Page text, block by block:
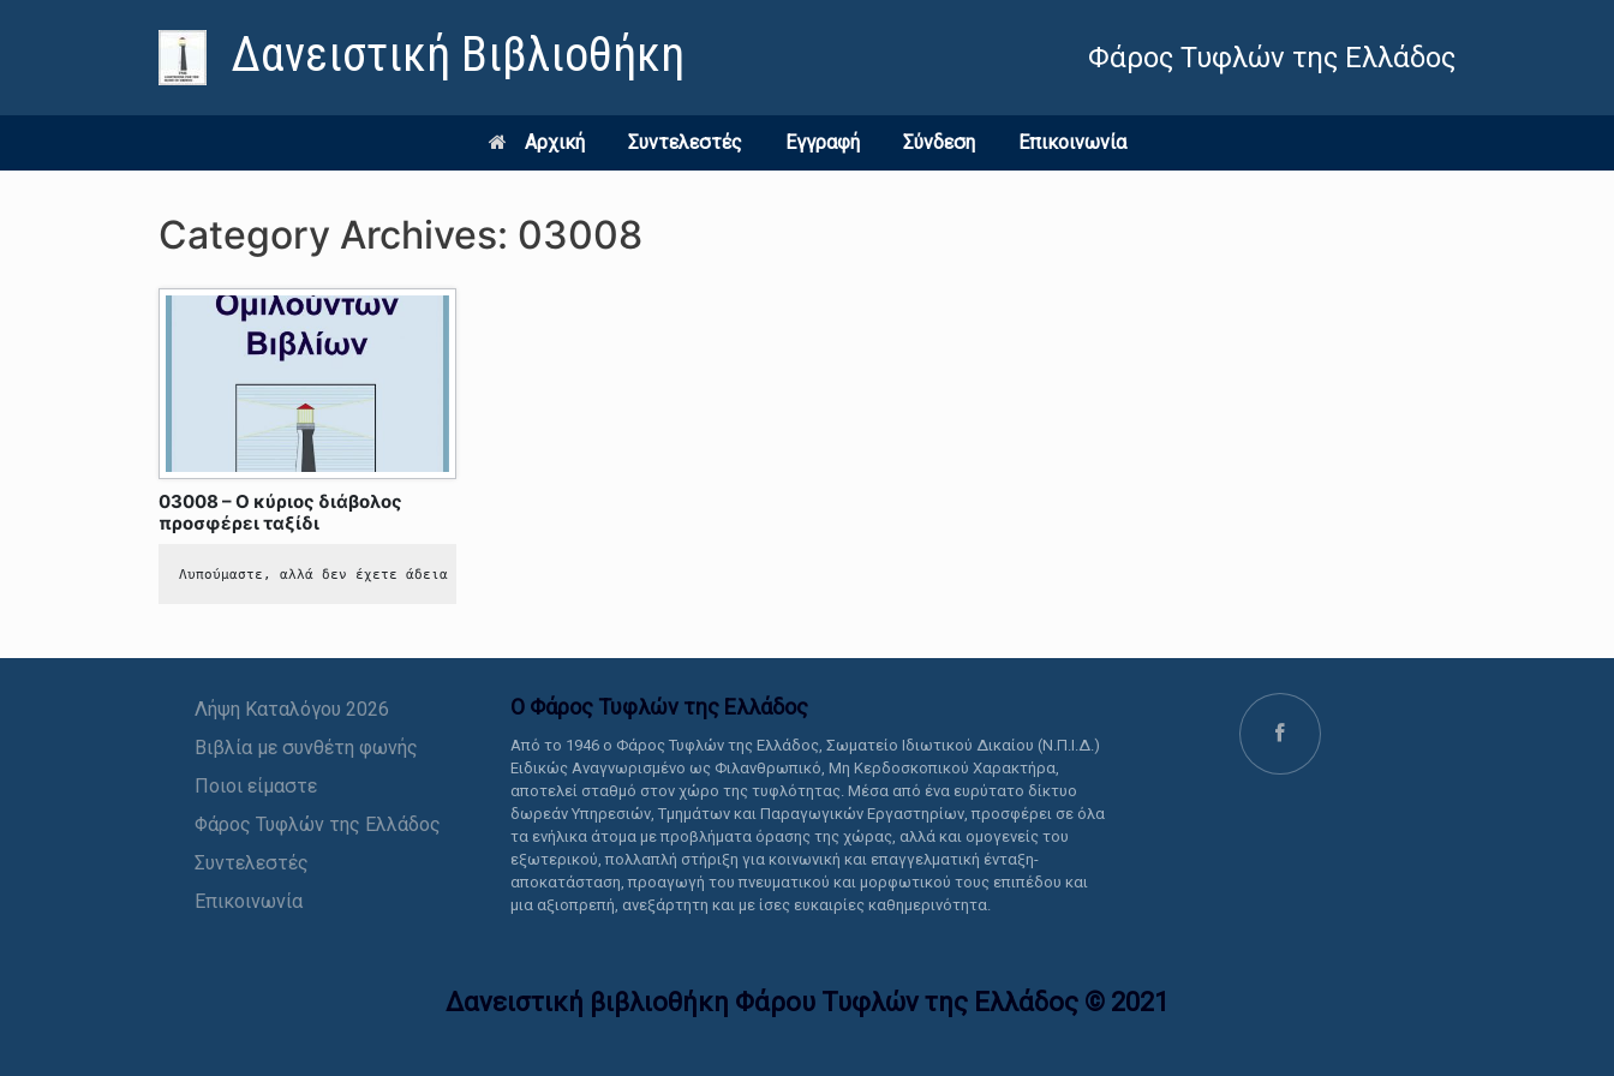
Δανειστική Βιβλιοθήκη Φάρος Τυφλών της Ελλάδος
Αρχική Συντελεστές Εγγραφή Σύνδεση Επικοινωνία
Category Archives: 03008
03008 – Ο κύριος διάβολος
προσφέρει ταξίδι
Λυπούμαστε, αλλά δεν έχετε άδεια να δείτε αυτό το περιεχόμενο.
Λήψη Καταλόγου 2026
Βιβλία με συνθέτη φωνής
Ποιοι είμαστε
Φάρος Τυφλών της Ελλάδος
Συντελεστές
Επικοινωνία
Ο Φάρος Τυφλών της Ελλάδoς
Από το 1946 ο Φάρος Τυφλών της Ελλάδος, Σωματείο Ιδιωτικού Δικαίου (Ν.Π.Ι.Δ.)
Ειδικώς Αναγνωρισμένο ως Φιλανθρωπικό, Μη Κερδοσκοπικού Χαρακτήρα,
αποτελεί σταθμό στον χώρο της τυφλότητας. Μέσα από ένα ευρύτατο δίκτυο
δωρεάν Υπηρεσιών, Τμημάτων και Παραγωγικών Εργαστηρίων, προσφέρει σε όλα
τα ενήλικα άτομα με προβλήματα όρασης της χώρας, αλλά και ομογενείς του
εξωτερικού, πολλαπλή στήριξη για κοινωνική και επαγγελματική ένταξη-
αποκατάσταση, προαγωγή του πνευματικού και μορφωτικού τους επιπέδου και
μια αξιοπρεπή, ανεξάρτητη και με ίσες ευκαιρίες καθημερινότητα.
Δανειστική βιβλιοθήκη Φάρου Τυφλών της Ελλάδoς © 2021